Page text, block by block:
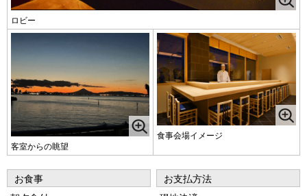
ロビー
客室からの眺望
食事会場イメージ
お食事
お支払方法